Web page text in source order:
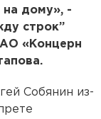
на дому», -
строк”
АО «Концерн
Собянин из-